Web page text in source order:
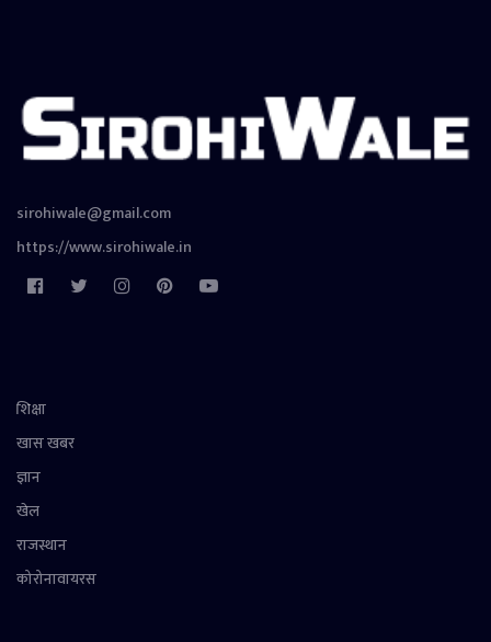
sirohiwale@gmail.com
https://www.sirohiwale.in
शिक्षा
खास खबर
ज्ञान
खेल
राजस्थान
कोरोनावायरस